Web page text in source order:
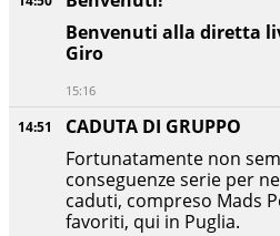
14:51
CADUTA DI GRUPPO
Fortunatamente non
conseguenze serie per
caduti, compreso Mads
favoriti, qui in Puglia.
Benvenuti alla diretta
Giro
15:16